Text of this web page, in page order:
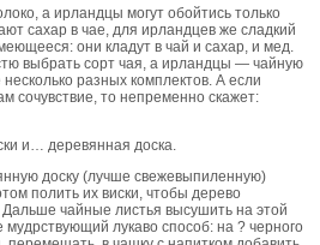
а ирландцы могут обойтись только
сахар в чае, для ирландцев же сладкий
они кладут в чай и сахар, и мед.
выбрать сорт чая, а ирландцы — чайную
разных комплектов. А если
сочувствие, то непременно скажет:
и… деревянная доска.
доску (лучше свежевыпиленную)
полить их виски, чтобы дерево
чайные листья высушить на этой
мудрствующий лукаво способ: на ? черного